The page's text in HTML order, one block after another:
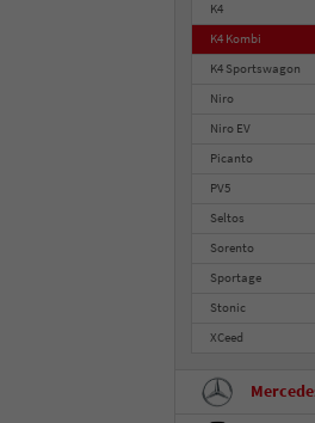
K4
K4 Kombi
K4 Sportswagon
Niro
Niro EV
Picanto
PV5
Seltos
Sorento
Sportage
Stonic
XCeed